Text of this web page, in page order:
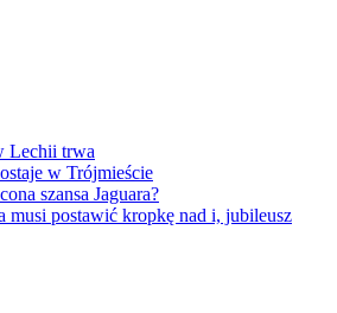
Lechii trwa
w Trójmieście
szansa Jaguara?
musi postawić kropkę nad i, jubileusz